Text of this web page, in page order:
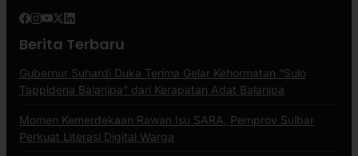
Berita Terbaru
Gubernur Suhardi Duka Terima Gelar Kehormatan “Sulo
Tappidena Balanipa” dari Kerapatan Adat Balanipa
Momen Kemerdekaan Rawan Isu SARA, Pemprov Sulbar
Perkuat Literasi Digital Warga